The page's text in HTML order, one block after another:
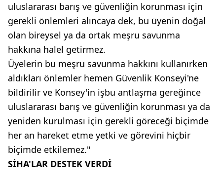
uluslararası barış ve güvenliğin korunması için
gerekli önlemleri alıncaya dek, bu üyenin doğal
olan bireysel ya da ortak meşru savunma
hakkına halel getirmez.
Üyelerin bu meşru savunma hakkını kullanırken
aldıkları önlemler hemen Güvenlik Konseyi'ne
bildirilir ve Konsey'in işbu antlaşma gereğince
uluslararası barış ve güvenliğin korunması ya da
yeniden kurulması için gerekli göreceği biçimde
her an hareket etme yetki ve görevini hiçbir
biçimde etkilemez."
SİHA'LAR DESTEK VERDİ